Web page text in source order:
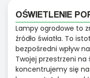
OŚWIETLENIE
Lampy ogrodowe to
źródło światła. To
bezpośredni wpływ
Twojej przestrzeni na
koncentrujemy się